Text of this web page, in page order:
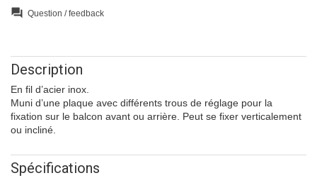
question_answer Question / feedback
Description
En fil d’acier inox.
Muni d’une plaque avec différents trous de réglage pour la
fixation sur le balcon avant ou arrière. Peut se fixer verticalement
ou incliné.
Spécifications